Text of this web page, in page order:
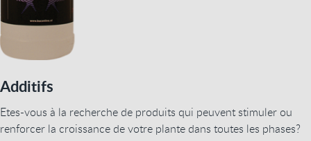
Additifs
Etes-vous à la recherche de produits qui peuvent stimuler ou
renforcer la croissance de votre plante dans toutes les phases?